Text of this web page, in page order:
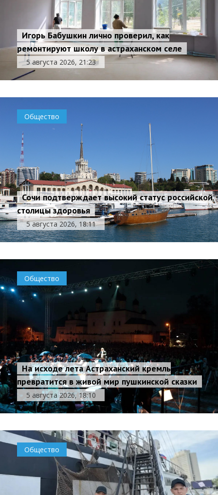
Игорь Бабушкин лично проверил, как
ремонтируют школу в астраханском селе
5 августа 2026, 21:23
Общество
Сочи подтверждает высокий статус российской
столицы здоровья
5 августа 2026, 18:11
Общество
На исходе лета Астраханский кремль
превратится в живой мир пушкинской сказки
5 августа 2026, 18:10
Общество